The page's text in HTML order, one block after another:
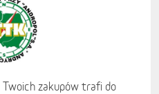
zakupów trafi do